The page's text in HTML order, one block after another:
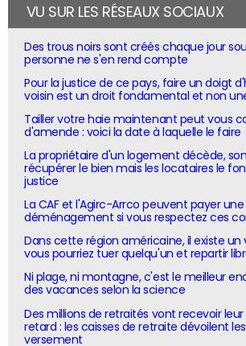
VU SUR LES RÉSEAUX SOCIAUX
Des trous noirs sont créés chaque jour
personne ne s'en rend compte
Pour la justice de ce pays, faire un doigt
voisin est un droit fondamental et non
Tailler votre haie maintenant peut vous
d'amende : voici la date à laquelle le faire
La propriétaire d'un logement décède,
récupérer le bien mais les locataires le
justice
La CAF et l'Agirc-Arrco peuvent payer
déménagement si vous respectez ces
Dans cette région américaine, il existe un
vous pourriez tuer quelqu'un et repartir
Ni plage, ni montagne, c'est le meilleur
des vacances selon la science
Des millions de retraités vont recevoir
retard : les caisses de retraite dévoilent
versement